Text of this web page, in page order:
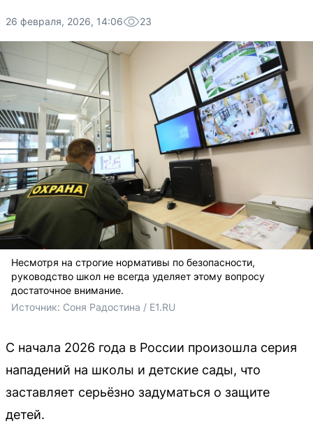
26 февраля, 2026, 14:06 23
Несмотря на строгие нормативы по безопасности,
руководство школ не всегда уделяет этому вопросу
достаточное внимание.
Источник: Соня Радостина / E1.RU
С начала 2026 года в России произошла серия
нападений на школы и детские сады, что
заставляет серьёзно задуматься о защите
детей.